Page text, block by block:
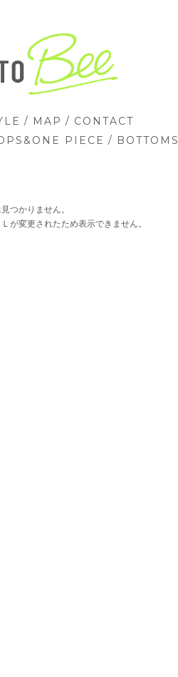
/ MAP / CONTACT
PIECE / BOTTOMS
つかりません。
が変更されたため表示できません。